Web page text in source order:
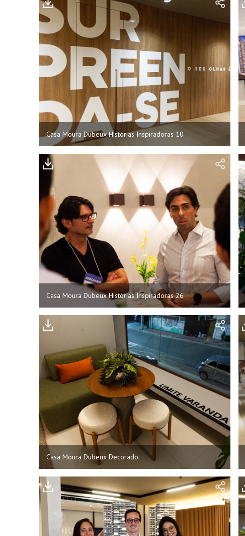
Casa Moura Dubeux Histórias Inspiradoras 10
Casa Moura Dubeux Histórias Inspiradoras 26
Casa Moura Dubeux Decorado